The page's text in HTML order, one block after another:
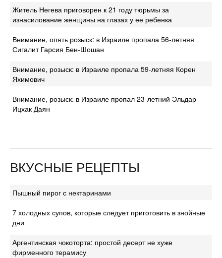
Житель Негева приговорен к 21 году тюрьмы за
изнасилование женщины на глазах у ее ребенка
Внимание, опять розыск: в Израиле пропала 56-летняя
Сигалит Гарсия Бен-Шошан
Внимание, розыск: в Израиле пропала 59-летняя Корен
Яхимович
Внимание, розыск: в Израиле пропал 23-летний Эльдар
Ицхак Даян
ВКУСНЫЕ РЕЦЕПТЫ
Пышный пирог с нектаринами
7 холодных супов, которые следует приготовить в знойные
дни
Аргентинская чокоторта: простой десерт не хуже
фирменного терамису